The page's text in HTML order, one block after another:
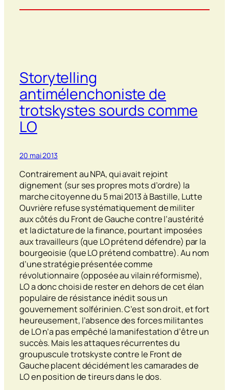
Storytelling
antimélenchoniste de
trotskystes sourds comme
LO
20 mai 2013
Contrairement au NPA, qui avait rejoint
dignement (sur ses propres mots d’ordre) la
marche citoyenne du 5 mai 2013 à Bastille, Lutte
Ouvrière refuse systématiquement de militer
aux côtés du Front de Gauche contre l’austérité
et la dictature de la finance, pourtant imposées
aux travailleurs (que LO prétend défendre) par la
bourgeoisie (que LO prétend combattre). Au nom
d’une stratégie présentée comme
révolutionnaire (opposée au vilain réformisme),
LO a donc choisi de rester en dehors de cet élan
populaire de résistance inédit sous un
gouvernement solférinien. C’est son droit, et fort
heureusement, l’absence des forces militantes
de LO n’a pas empêché la manifestation d’être un
succès. Mais les attaques récurrentes du
groupuscule trotskyste contre le Front de
Gauche placent décidément les camarades de
LO en position de tireurs dans le dos.